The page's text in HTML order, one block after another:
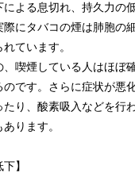
よる息切れ、持久力の
際にタバコの煙は肺胞の
ています。
喫煙している人はほぼ
です。さらに症状が悪
り、酸素吸入などを行
ります。
】